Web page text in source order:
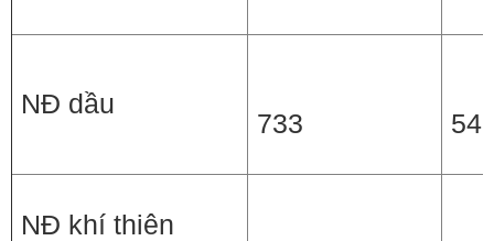
NĐ dầu
733
NĐ khí thiên